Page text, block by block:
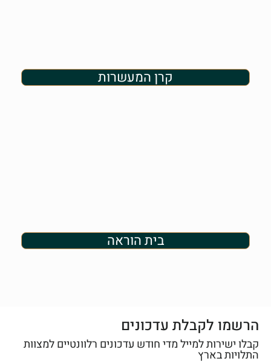
קרן המעשרות
בית הוראה
הרשמו לקבלת עדכונים
קבלו ישירות למייל מדי חודש עדכונים רלוונטיים למצוות
התלויות בארץ